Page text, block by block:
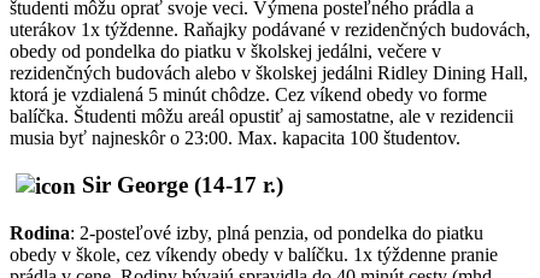
študenti môžu oprať svoje veci. Výmena posteľného prádla a
uterákov 1x týždenne. Raňajky podávané v rezidenčných budovách,
obedy od pondelka do piatku v školskej jedálni, večere v
rezidenčných budovách alebo v školskej jedálni Ridley Dining Hall,
ktorá je vzdialená 5 minút chôdze. Cez víkend obedy vo forme
balíčka. Študenti môžu areál opustiť aj samostatne, ale v rezidencii
musia byť najneskôr o 23:00. Max. kapacita 100 študentov.
Sir George (14-17 r.)
Rodina: 2-posteľové izby, plná penzia, od pondelka do piatku
obedy v škole, cez víkendy obedy v balíčku. 1x týždenne pranie